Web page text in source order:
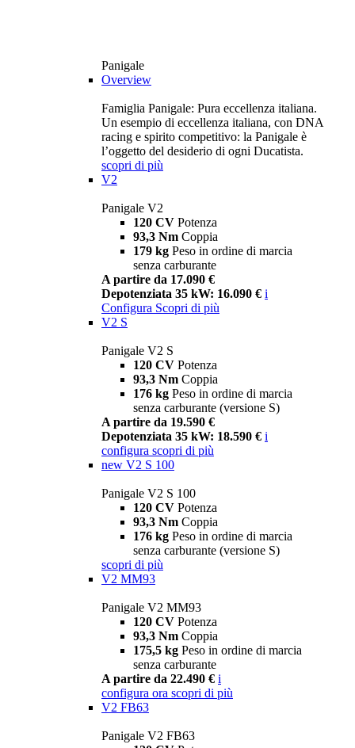
Panigale
Overview
Famiglia Panigale: Pura eccellenza italiana.
Un esempio di eccellenza italiana, con DNA
racing e spirito competitivo: la Panigale è
l’oggetto del desiderio di ogni Ducatista.
scopri di più
V2
Panigale V2
120 CV Potenza
93,3 Nm Coppia
179 kg Peso in ordine di marcia
senza carburante
A partire da 17.090 €
Depotenziata 35 kW: 16.090 € i
Configura Scopri di più
V2 S
Panigale V2 S
120 CV Potenza
93,3 Nm Coppia
176 kg Peso in ordine di marcia
senza carburante (versione S)
A partire da 19.590 €
Depotenziata 35 kW: 18.590 € i
configura scopri di più
new V2 S 100
Panigale V2 S 100
120 CV Potenza
93,3 Nm Coppia
176 kg Peso in ordine di marcia
senza carburante (versione S)
scopri di più
V2 MM93
Panigale V2 MM93
120 CV Potenza
93,3 Nm Coppia
175,5 kg Peso in ordine di marcia
senza carburante
A partire da 22.490 € i
configura ora scopri di più
V2 FB63
Panigale V2 FB63